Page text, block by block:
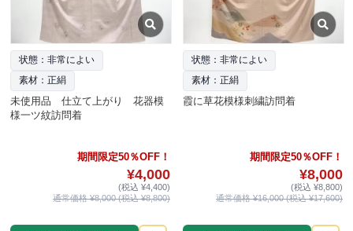
状態：非常によい
素材：正絹
未使用品 仕立て上がり 花器模
様一ツ紋訪問着
期間限定50％OFF！
¥4,000
(税込 ¥4,400)
通常価格 ¥8,000 (税込 ¥8,800)
状態：非常によい
素材：正絹
霞に草花模様刺繍訪問着
期間限定50％OFF！
¥8,000
(税込 ¥8,800)
通常価格 ¥16,000 (税込 ¥17,600)